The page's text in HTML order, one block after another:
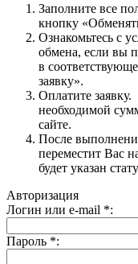
Заполните все
кнопку
Ознакомьтесь с
обмена, если вы
в
заявку».
Оплатите заявку.
необходимой
сайте.
После
переместит Вас
будет указан
Авторизация
Логин или e-mail *:
Пароль *: